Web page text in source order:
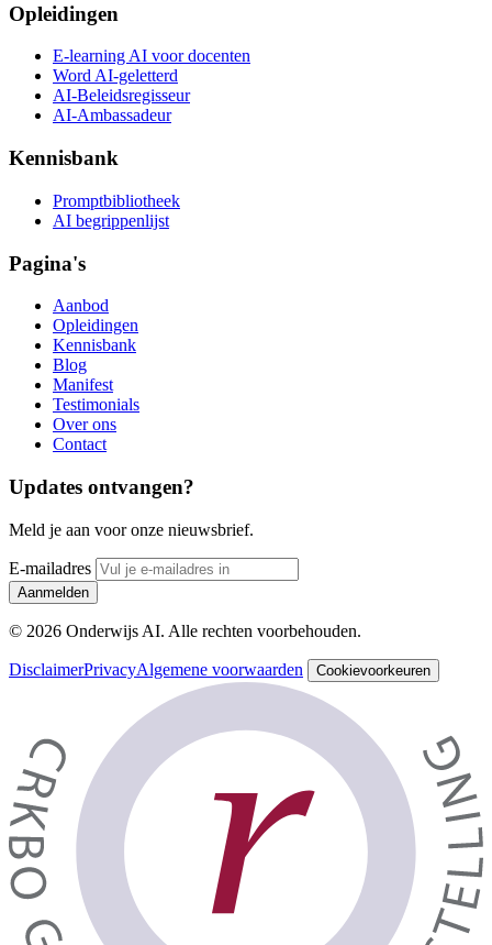
Opleidingen
E-learning AI voor docenten
Word AI-geletterd
AI-Beleidsregisseur
AI-Ambassadeur
Kennisbank
Promptbibliotheek
AI begrippenlijst
Pagina's
Aanbod
Opleidingen
Kennisbank
Blog
Manifest
Testimonials
Over ons
Contact
Updates ontvangen?
Meld je aan voor onze nieuwsbrief.
E-mailadres
Aanmelden
© 2026 Onderwijs AI. Alle rechten voorbehouden.
DisclaimerPrivacyAlgemene voorwaarden Cookievoorkeuren